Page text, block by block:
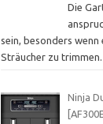
Die
sein, besonders wenn
Sträucher zu
Ninja